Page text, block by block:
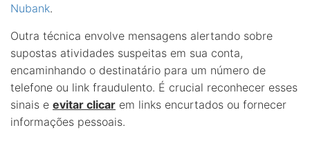
Nubank.
Outra técnica envolve mensagens alertando sobre
supostas atividades suspeitas em sua conta,
encaminhando o destinatário para um número de
telefone ou link fraudulento. É crucial reconhecer esses
sinais e evitar clicar em links encurtados ou fornecer
informações pessoais.